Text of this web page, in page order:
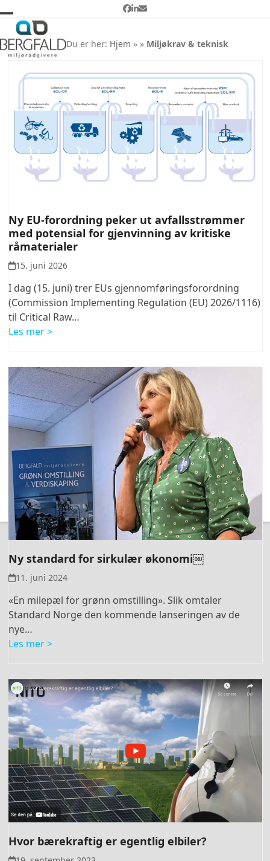
content
Facebook
LinkedIn
Email
Open
mobile
Close
mobile
Du er her: Hjem »» Miljøkrav & teknisk
Ny EU-forordning peker ut avfallsstrømmer
med potensial for gjenvinning av kritiske
råmaterialer
15. juni 2026
I dag (15. juni) trer EUs gjennomføringsforordning
(Commission Implementing Regulation (EU) 2026/1116)
til Critical Raw…
Les mer >
Ny standard for sirkulær økonomi￼
11. juni 2024
«En milepæl for grønn omstilling». Slik omtaler
Standard Norge den kommende lanseringen av de
nye…
Les mer >
Hvor bærekraftig er egentlig elbiler?